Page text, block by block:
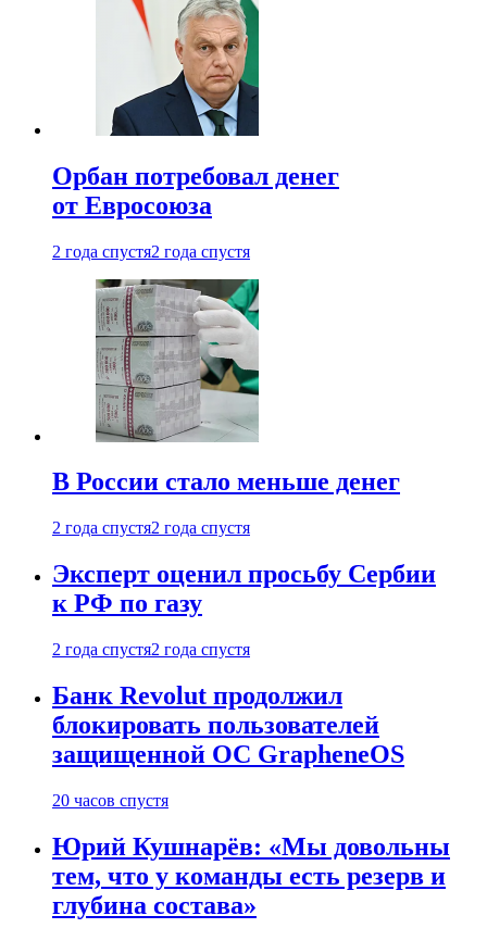
Орбан потребовал денег
от Евросоюза
2 года спустя2 года спустя
В России стало меньше денег
2 года спустя2 года спустя
Эксперт оценил просьбу Сербии
к РФ по газу
2 года спустя2 года спустя
Банк Revolut продолжил
блокировать пользователей
защищенной ОС GrapheneOS
20 часов спустя
Юрий Кушнарёв: «Мы довольны
тем, что у команды есть резерв и
глубина состава»